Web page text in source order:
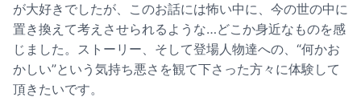
が大好きでしたが、このお話には怖い中に、今の世の中に
置き換えて考えさせられるような…どこか身近なものを感
じました。ストーリー、そして登場人物達への、“何かお
かしい”という気持ち悪さを観て下さった方々に体験して
頂きたいです。